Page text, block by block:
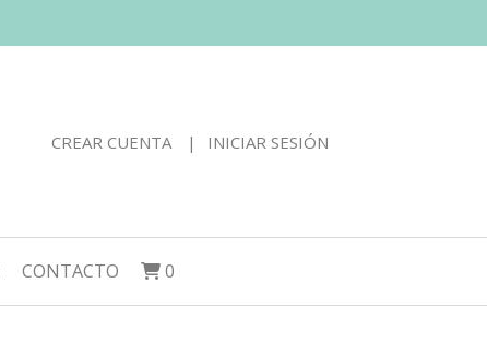
CREAR CUENTA INICIAR SESIÓN
CONTACTO 0